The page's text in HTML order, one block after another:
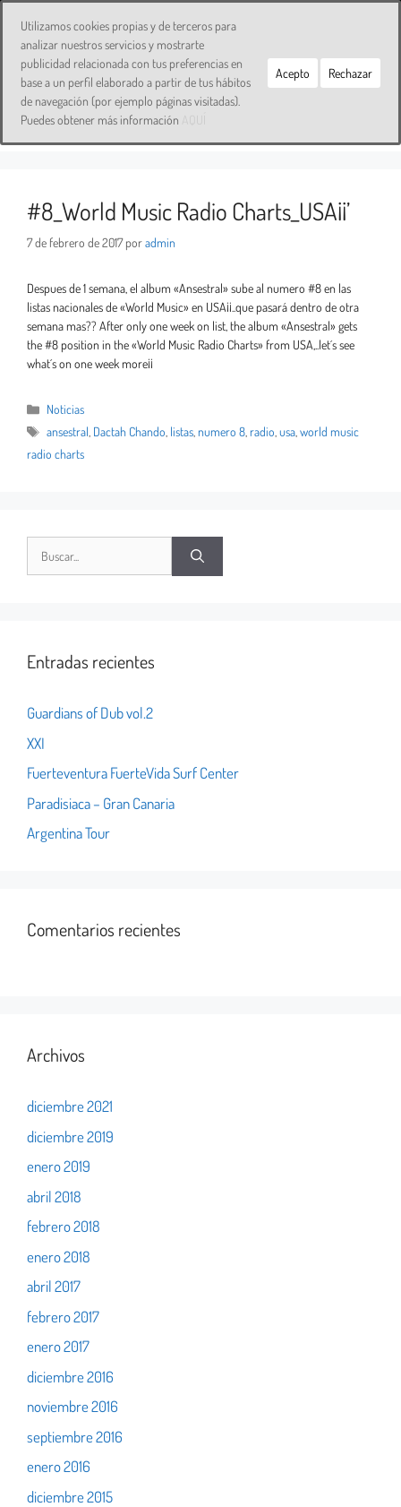
numero 8
#8_World Music Radio Charts_USA¡¡’
7 de febrero de 2017 poradmin
Despues de 1 semana, el album «Ansestral» sube al numero #8 en las
listas nacionales de «World Music» en USA¡¡..que pasará dentro de otra
semana mas?? After only one week on list, the album «Ansestral» gets
the #8 position in the «World Music Radio Charts» from USA,..let´s see
what´s on one week more¡¡
Noticias
ansestral, Dactah Chando, listas,numero 8,radio,usa,world music
radio charts
Entradas recientes
Guardians of Dub vol.2
XXI
Fuerteventura FuerteVida Surf Center
Paradisiaca – Gran Canaria
Argentina Tour
Comentarios recientes
Archivos
diciembre 2021
diciembre 2019
enero 2019
abril 2018
febrero 2018
enero 2018
abril 2017
febrero 2017
enero 2017
diciembre 2016
noviembre 2016
septiembre 2016
enero 2016
diciembre 2015
Utilizamos cookies propias y de terceros para
analizar nuestros servicios y mostrarte
publicidad relacionada con tus preferencias en
base a un perfil elaborado a partir de tus hábitos
de navegación (por ejemplo páginas visitadas).
Puedes obtener más información
Acepto Rechazar